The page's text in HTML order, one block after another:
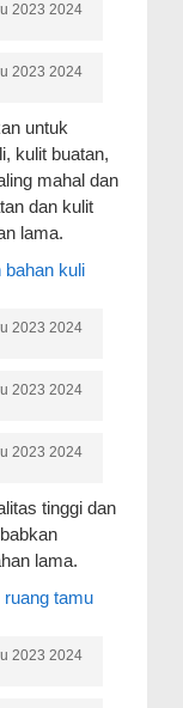
2023 2024
2023 2024
untuk
kulit buatan,
mahal dan
dan kulit
lama.
bahan kuli
2023 2024
2023 2024
2023 2024
tinggi dan
lama.
tamu
2023 2024